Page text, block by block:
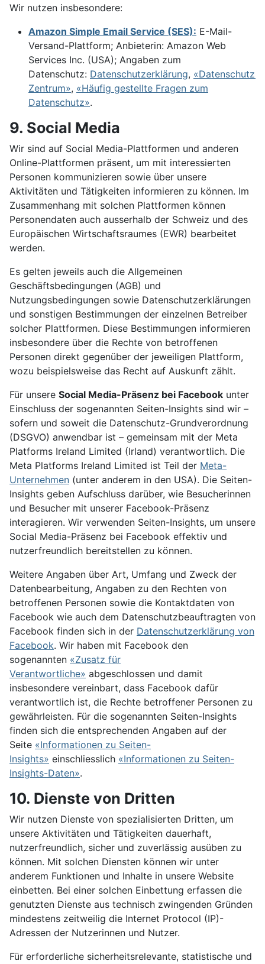
Wir nutzen insbesondere:
Amazon Simple Email Service (SES): E-Mail-
Versand-Plattform; Anbieterin: Amazon Web
Services Inc. (USA); Angaben zum
Datenschutz: Datenschutzerklärung, «Datenschutz-
Zentrum», «Häufig gestellte Fragen zum
Datenschutz».
9. Social Media
Wir sind auf Social Media-Plattformen und anderen
Online-Plattformen präsent, um mit interessierten
Personen kommunizieren sowie über unsere
Aktivitäten und Tätigkeiten informieren zu können. Im
Zusammenhang mit solchen Plattformen können
Personendaten auch ausserhalb der Schweiz und des
Europäischen Wirtschaftsraumes (EWR) bearbeitet
werden.
Es gelten jeweils auch die Allgemeinen
Geschäftsbedingungen (AGB) und
Nutzungsbedingungen sowie Datenschutzerklärungen
und sonstigen Bestimmungen der einzelnen Betreiber
solcher Plattformen. Diese Bestimmungen informieren
insbesondere über die Rechte von betroffenen
Personen direkt gegenüber der jeweiligen Plattform,
wozu beispielsweise das Recht auf Auskunft zählt.
Für unsere Social Media-Präsenz bei Facebook unter
Einschluss der sogenannten Seiten-Insights sind wir –
sofern und soweit die Datenschutz-Grundverordnung
(DSGVO) anwendbar ist – gemeinsam mit der Meta
Platforms Ireland Limited (Irland) verantwortlich. Die
Meta Platforms Ireland Limited ist Teil der Meta-
Unternehmen (unter anderem in den USA). Die Seiten-
Insights geben Aufschluss darüber, wie Besucherinnen
und Besucher mit unserer Facebook-Präsenz
interagieren. Wir verwenden Seiten-Insights, um unsere
Social Media-Präsenz bei Facebook effektiv und
nutzerfreundlich bereitstellen zu können.
Weitere Angaben über Art, Umfang und Zweck der
Datenbearbeitung, Angaben zu den Rechten von
betroffenen Personen sowie die Kontaktdaten von
Facebook wie auch dem Datenschutzbeauftragten von
Facebook finden sich in der Datenschutzerklärung von
Facebook. Wir haben mit Facebook den
sogenannten «Zusatz für
Verantwortliche» abgeschlossen und damit
insbesondere vereinbart, dass Facebook dafür
verantwortlich ist, die Rechte betroffener Personen zu
gewährleisten. Für die sogenannten Seiten-Insights
finden sich die entsprechenden Angaben auf der
Seite «Informationen zu Seiten-
Insights» einschliesslich «Informationen zu Seiten-
Insights-Daten».
10. Dienste von Dritten
Wir nutzen Dienste von spezialisierten Dritten, um
unsere Aktivitäten und Tätigkeiten dauerhaft,
nutzerfreundlich, sicher und zuverlässig ausüben zu
können. Mit solchen Diensten können wir unter
anderem Funktionen und Inhalte in unsere Website
einbetten. Bei einer solchen Einbettung erfassen die
genutzten Dienste aus technisch zwingenden Gründen
mindestens zeitweilig die Internet Protocol (IP)-
Adressen der Nutzerinnen und Nutzer.
Für erforderliche sicherheitsrelevante, statistische und